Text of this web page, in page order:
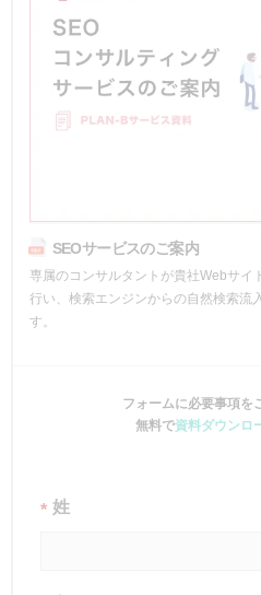
SEOサービスのご案内
専属のコンサルタントが貴社Webサイ
行い、検索エンジンからの自然検索流
す。
フォームに必要事項を
無料で資料ダウンロ
* 姓